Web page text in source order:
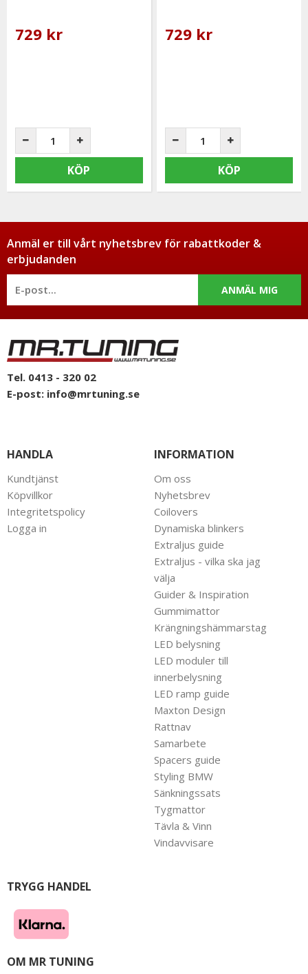
729 kr
KÖP
729 kr
KÖP
Anmäl er till vårt nyhetsbrev för rabattkoder &
erbjudanden
ANMÄL MIG
Tel. 0413 - 320 02
E-post: info@mrtuning.se
HANDLA
Kundtjänst
Köpvillkor
Integritetspolicy
Logga in
INFORMATION
Om oss
Nyhetsbrev
Coilovers
Dynamiska blinkers
Extraljus guide
Extraljus - vilka ska jag
välja
Guider & Inspiration
Gummimattor
Krängningshämmarstag
LED belysning
LED moduler till
innerbelysning
LED ramp guide
Maxton Design
Rattnav
Samarbete
Spacers guide
Styling BMW
Sänkningssats
Tygmattor
Tävla & Vinn
Vindavvisare
TRYGG HANDEL
OM MR TUNING